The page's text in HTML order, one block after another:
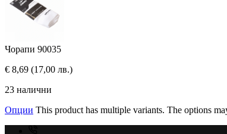
Чорапи 90035
€ 8,69 (17,00 лв.)
23 налични
Опции This product has multiple variants. The options